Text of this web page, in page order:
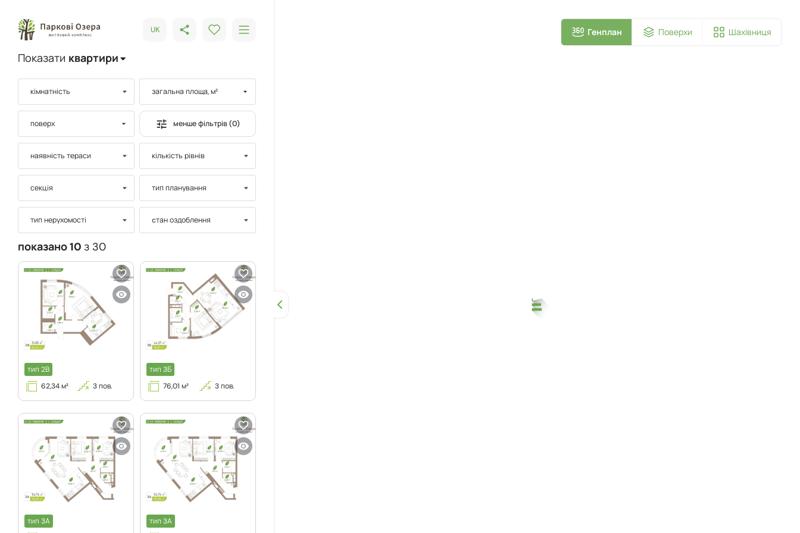
UK
Показати квартири
кімнатність загальна площа, м²
поверх менше фільтрів (0)
наявність тераси кількість рівнів
секція тип планування
тип нерухомості cтан оздоблення
показано 10 з 30
тип 2В
62,34м² 3пов.
тип 3Б
76,01 м² 3пов.
тип 3А тип 3А
Генплан Поверхи Шахівниця